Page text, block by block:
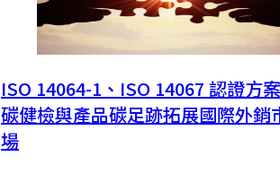
ISO 14064-1、ISO 14067 認證方
碳健檢與產品碳足跡拓展國際外銷
場